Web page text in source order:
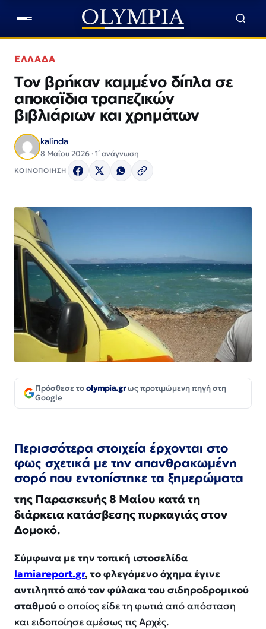
ΕΛΛΑΔΑ
Τον βρήκαν καμμένο δίπλα σε
αποκαϊδια τραπεζικών
βιβλιάριων και χρημάτων
kalinda
8 Μαΐου 2026 · 1΄ ανάγνωση
ΚΟΙΝΟΠΟΙΗΣΗ
Πρόσθεσε τοolympia.grως προτιμώμενη πηγή στη
Google
Περισσότερα στοιχεία έρχονται στο
φως σχετικά με την απανθρακωμένη
σορό που εντοπίστηκε τα ξημερώματα
της Παρασκευής 8 Μαίου κατά τη
διάρκεια κατάσβεσης πυρκαγιάς στον
Δομοκό.
Σύμφωνα με την τοπική ιστοσελίδα
lamiareport.gr, το φλεγόμενο όχημα έγινε
αντιληπτό από τον φύλακα του σιδηροδρομικού
σταθμούο οποίος είδε τη φωτιά από απόσταση
και ειδοποίησε αμέσως τις Αρχές.